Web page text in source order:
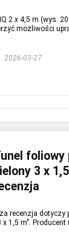
2 x 4,5 m (wys.
możliwości
2026-03-27
3 x
recenzja dotyczy
1,5 m".